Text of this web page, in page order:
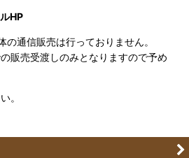
HP
通信販売は行っておりません。
販売受渡しのみとなりますので予め
。